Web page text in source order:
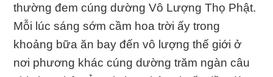
thường đem cúng dường Vô Lượng Thọ Phật.
Mỗi lúc sáng sớm cầm hoa trời ấy trong
khoảng bữa ăn bay đến vô lượng thế giới ở
nơi phương khác cúng dường trăm ngàn câu